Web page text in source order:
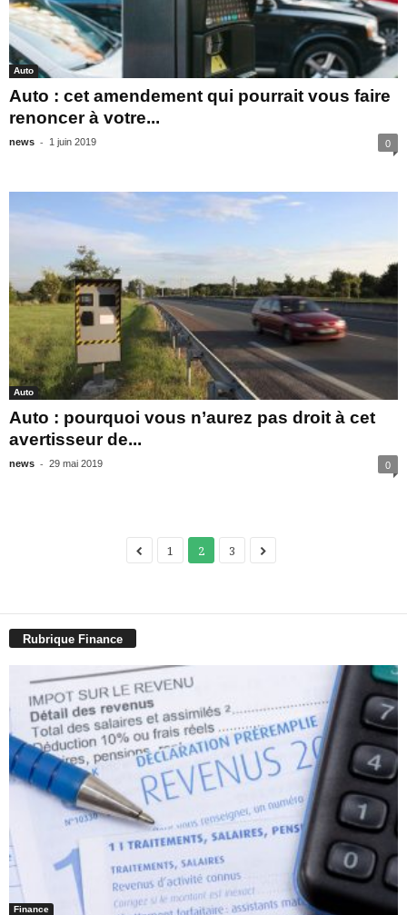
Auto
Auto : cet amendement qui pourrait vous faire
renoncer à votre...
news - 1 juin 2019 0
Auto
Auto : pourquoi vous n’aurez pas droit à cet
avertisseur de...
news - 29 mai 2019 0
1 2 3
Rubrique Finance
Finance